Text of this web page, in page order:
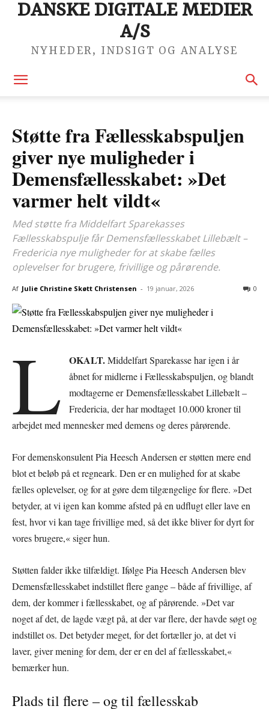
DANSKE DIGITALE MEDIER
A/S
NYHEDER, INDSIGT OG ANALYSE
Støtte fra Fællesskabspuljen
giver nye muligheder i
Demensfællesskabet: »Det
varmer helt vildt«
Med støtte fra Middelfart Sparekasses
Fællesskabspulje får Demensfællesskabet Lillebælt –
Fredericia nye muligheder for at skabe fælles
oplevelser for brugere, frivillige og pårørende.
Af Julie Christine Skøtt Christensen - 19 januar, 2026 0
L OKALT.Middelfart Sparekasse har igen i år
åbnet for midlerne i Fællesskabspuljen, og blandt
modtagerne er Demensfællesskabet Lillebælt –
Fredericia, der har modtaget 10.000 kroner til
arbejdet med mennesker med demens og deres pårørende.
For demenskonsulent Pia Heesch Andersen er støtten mere end
blot et beløb på et regneark. Den er en mulighed for at skabe
fælles oplevelser, og for at gøre dem tilgængelige for flere. »Det
betyder, at vi igen kan komme afsted på en udflugt eller lave en
fest, hvor vi kan tage frivillige med, så det ikke bliver for dyrt for
vores brugere,« siger hun.
Støtten falder ikke tilfældigt. Ifølge Pia Heesch Andersen blev
Demensfællesskabet indstillet flere gange – både af frivillige, af
dem, der kommer i fællesskabet, og af pårørende. »Det var
noget af det, de lagde vægt på, at der var flere, der havde søgt og
indstillet os. Det betyder meget, for det fortæller jo, at det vi
laver, giver mening for dem, der er en del af fællesskabet,«
bemærker hun.
Plads til flere – og til fællesskab